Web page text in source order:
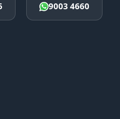
9003 4660